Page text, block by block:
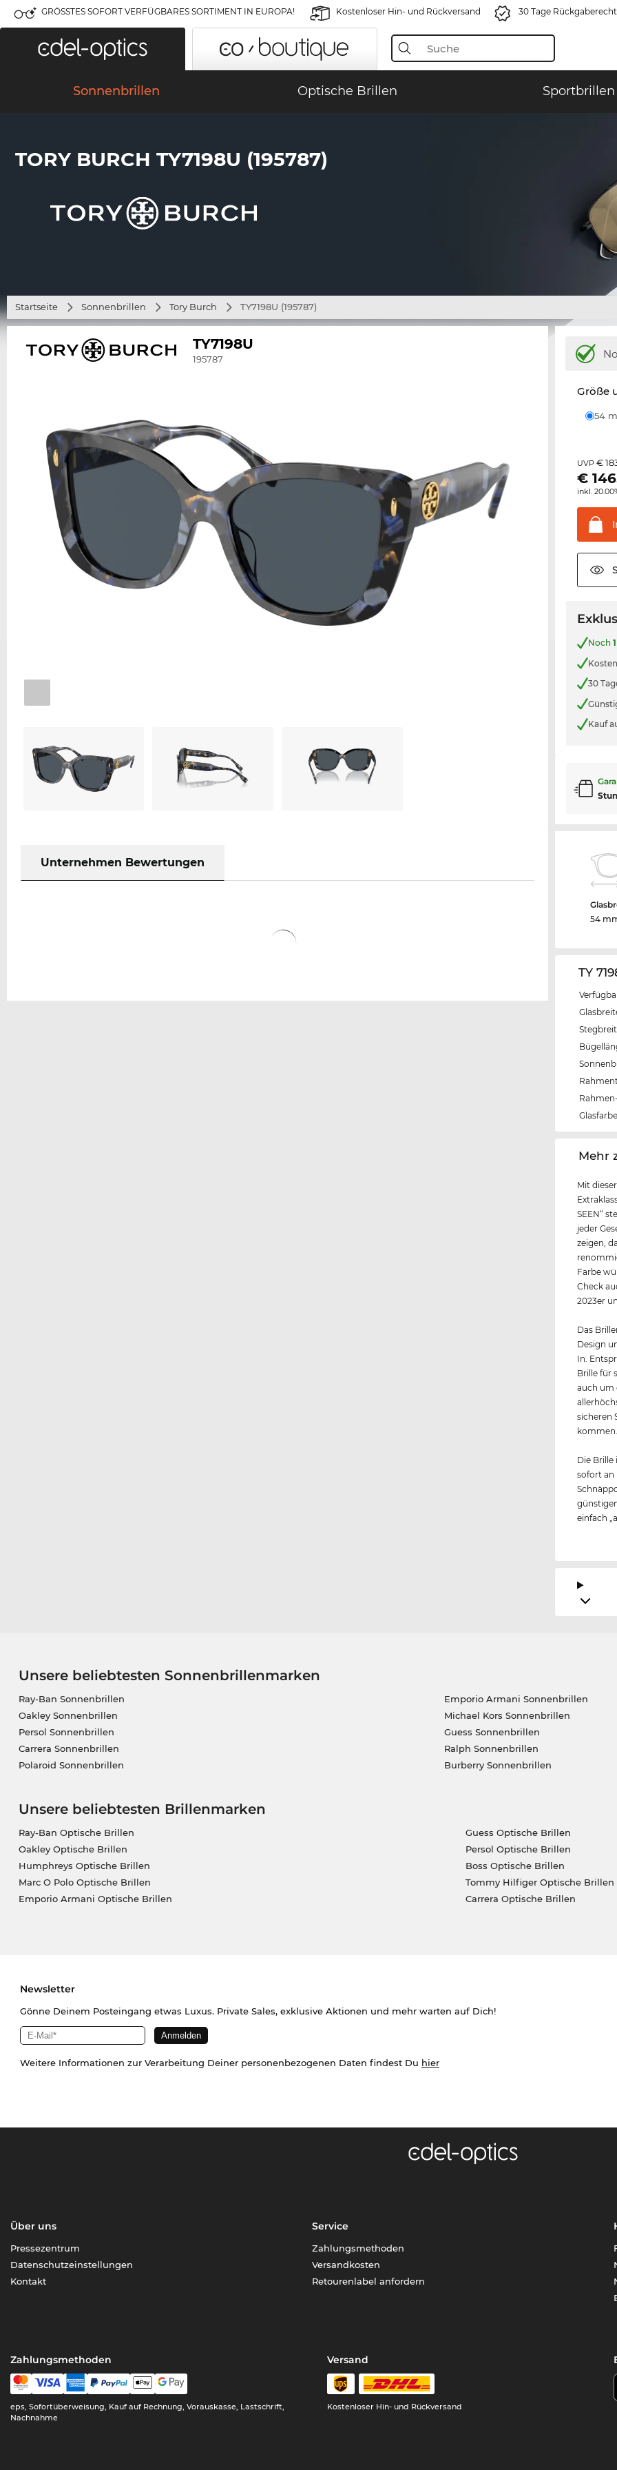
GRÖSSTES SOFORT VERFÜGBARES SORTIMENT IN EUROPA! Kostenloser Hin- und Rückversand 30 Tage Rückgaberecht
Sonnenbrillen Optische Brillen Sportbrillen
TORY BURCH TY7198U (195787)
Startseite Sonnenbrillen Tory Burch TY7198U (195787)
TY7198U
195787
Unternehmen Bewertungen
Größe
54
UVP€
€
inkl.
Noch1
30
Kauf
54
TY
Glasfarbe
‌Mehr
Mit
SEEN“
jeder
zeigen,
Farbe
Check
2023er
Das
Design
In.
Brille für
auch um
sicheren
kommen.
Die Brille
sofort an
einfach
Unsere beliebtesten Sonnenbrillenmarken
Ray-Ban Sonnenbrillen
Oakley Sonnenbrillen
Persol Sonnenbrillen
Carrera Sonnenbrillen
Polaroid Sonnenbrillen
Emporio Armani Sonnenbrillen
Michael Kors Sonnenbrillen
Guess Sonnenbrillen
Ralph Sonnenbrillen
Burberry Sonnenbrillen
Unsere beliebtesten Brillenmarken
Ray-Ban Optische Brillen
Oakley Optische Brillen
Humphreys Optische Brillen
Marc O Polo Optische Brillen
Emporio Armani Optische Brillen
Guess Optische Brillen
Persol Optische Brillen
Boss Optische Brillen
Tommy Hilfiger Optische Brillen
Carrera Optische Brillen
Newsletter
Gönne Deinem Posteingang etwas Luxus. Private Sales, exklusive Aktionen und mehr warten auf Dich!
Weitere Informationen zur Verarbeitung Deiner personenbezogenen Daten findest Du hier
Über uns
Pressezentrum
Datenschutzeinstellungen
Kontakt
Service
Zahlungsmethoden
Versandkosten
Retourenlabel anfordern
Zahlungsmethoden
eps, Sofortüberweisung, Kauf auf Rechnung, Vorauskasse, Lastschrift,
Nachnahme
Versand
Kostenloser Hin- und Rückversand